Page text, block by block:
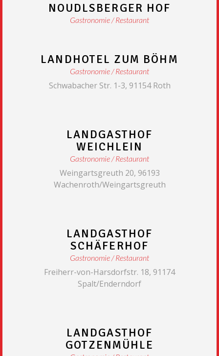
NOUDLSBERGER HOF
Gastronomie Restaurant
LANDHOTEL ZUM BÖHM
Gastronomie Restaurant
Schwabacher Str. 1-3, 91154 Roth
LANDGASTHOF
WEICHLEIN
Gastronomie Restaurant
Weingartsgreuth 20, 96193
Wachenroth/Weingartsgreuth
LANDGASTHOF
SCHÄFERHOF
Gastronomie Restaurant
Freiherr-von-Harsdorfstr. 18, 91174
Spalt/Enderndorf
LANDGASTHOF
GOTZENMÜHLE